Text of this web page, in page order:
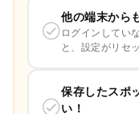
他の端末から
ログインしてい
と、設定がリセ
保存したスポ
い！